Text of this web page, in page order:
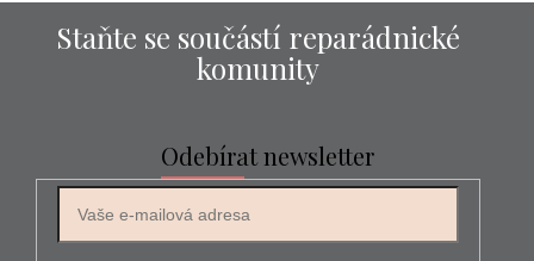
Staňte se součástí reparádnické
komunity
Odebírat newsletter